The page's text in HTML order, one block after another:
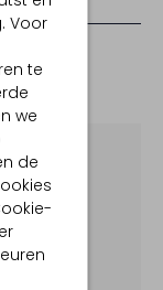
Voor
te
we
de